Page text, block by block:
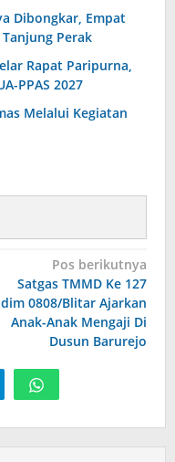
Dibongkar, Empat
Perak
Rapat Paripurna,
PPAS 2027
Melalui Kegiatan
Pos berikutnya
Satgas TMMD Ke 127
0808/Blitar Ajarkan
Anak-Anak Mengaji Di
Dusun Barurejo